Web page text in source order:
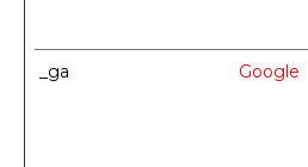
_ga Google